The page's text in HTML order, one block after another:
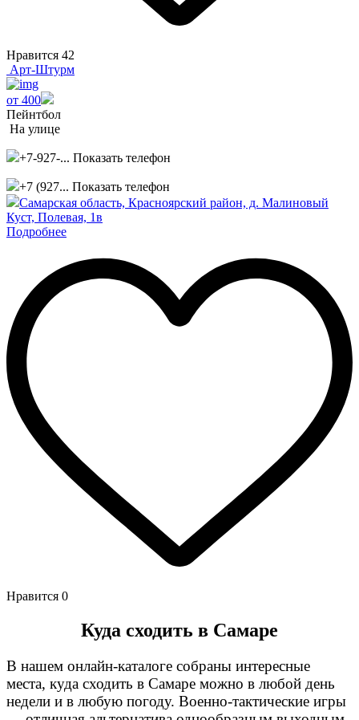
Нравится 42
Арт-Штурм
от 400
Пейнтбол
На улице
+7-927-... Показать телефон
+7 (927... Показать телефон
​Самарская область, Красноярский район, д. Малиновый
Куст, Полевая, 1в
Подробнее
Нравится 0
Куда сходить в Самаре
В нашем онлайн-каталоге собраны интересные
места, куда сходить в Самаре можно в любой день
недели и в любую погоду. Военно-тактические игры